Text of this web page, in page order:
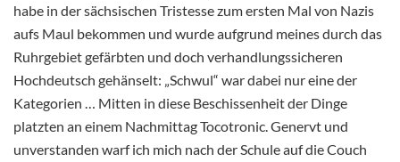
habe in der sächsischen Tristesse zum ersten Mal von Nazis
aufs Maul bekommen und wurde aufgrund meines durch das
Ruhrgebiet gefärbten und doch verhandlungssicheren
Hochdeutsch gehänselt: „Schwul“ war dabei nur eine der
Kategorien … Mitten in diese Beschissenheit der Dinge
platzten an einem Nachmittag Tocotronic. Genervt und
unverstanden warf ich mich nach der Schule auf die Couch